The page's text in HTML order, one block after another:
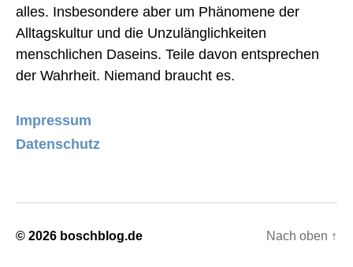
alles. Insbesondere aber um Phänomene der
Alltagskultur und die Unzulänglichkeiten
menschlichen Daseins. Teile davon entsprechen
der Wahrheit. Niemand braucht es.
Impressum
Datenschutz
© 2026 boschblog.de Nach oben ↑